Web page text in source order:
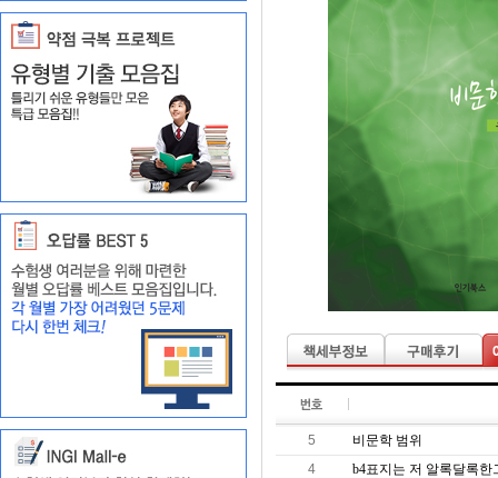
5
비문학 범위
4
b4표지는 저 알록달록한